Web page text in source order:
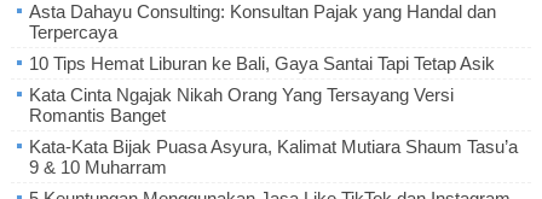
Asta Dahayu Consulting: Konsultan Pajak yang Handal dan
Terpercaya
10 Tips Hemat Liburan ke Bali, Gaya Santai Tapi Tetap Asik
Kata Cinta Ngajak Nikah Orang Yang Tersayang Versi
Romantis Banget
Kata-Kata Bijak Puasa Asyura, Kalimat Mutiara Shaum Tasu’a
9 & 10 Muharram